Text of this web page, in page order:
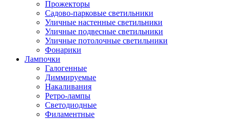
Прожекторы
Садово-парковые светильники
Уличные настенные светильники
Уличные подвесные светильники
Уличные потолочные светильники
Фонарики
Лампочки
Галогенные
Диммируемые
Накаливания
Ретро-лампы
Светодиодные
Филаментные